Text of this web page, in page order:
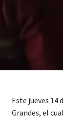
Este jueves 14
Grandes, el